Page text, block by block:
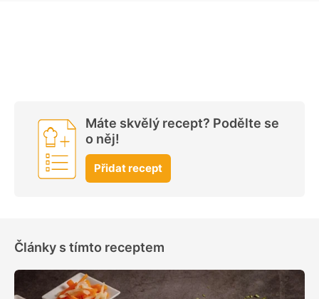
Máte skvělý recept? Podělte se
o něj!
Přidat recept
Články s tímto receptem